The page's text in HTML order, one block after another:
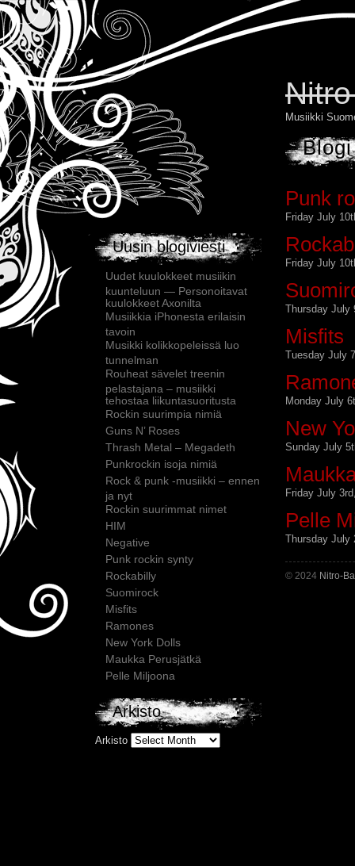
Musiikki
Blogi
Punk
Friday July
Friday July
Thursday July
Misfits
Tuesday July
Monday July
New
Sunday July
Friday July
Pelle
Thursday July
© 2024 Nitro-
Uusin blogiviesti
Uudet kuulokkeet musiikin
kuunteluun — Personoitavat
kuulokkeet Axonilta
Musiikkia iPhonesta erilaisin
tavoin
Musikki kolikkopeleissä luo
tunnelman
Rouheat sävelet treenin
pelastajana – musiikki
tehostaa liikuntasuoritusta
Rockin suurimpia nimiä
Guns N’ Roses
Thrash Metal – Megadeth
Punkrockin isoja nimiä
Rock & punk -musiikki – ennen
ja nyt
Rockin suurimmat nimet
HIM
Negative
Punk rockin synty
Rockabilly
Suomirock
Misfits
Ramones
New York Dolls
Maukka Perusjätkä
Pelle Miljoona
Arkisto
Arkisto